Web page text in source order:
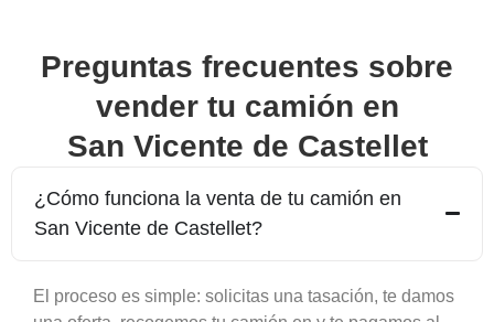
Preguntas frecuentes sobre
vender tu camión en
San Vicente de Castellet
¿Cómo funciona la venta de tu camión en
San Vicente de Castellet?
El proceso es simple: solicitas una tasación, te damos